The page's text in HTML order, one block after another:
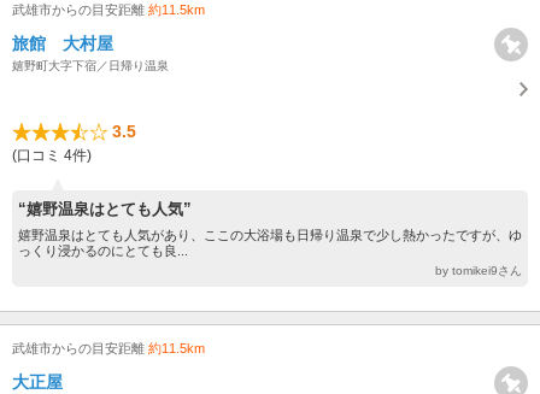
武雄市からの目安距離 約11.5km
旅館 大村屋
嬉野町大字下宿／日帰り温泉
3.5
(口コミ 4件)
“嬉野温泉はとても人気”
嬉野温泉はとても人気があり、ここの大浴場も日帰り温泉で少し熱かったですが、ゆ
っくり浸かるのにとても良...
by tomikei9さん
武雄市からの目安距離 約11.5km
大正屋